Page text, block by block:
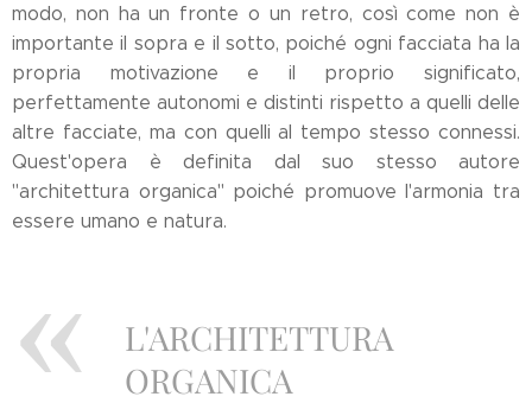
modo, non ha un fronte o un retro, così come non è
importante il sopra e il sotto, poiché ogni facciata ha la
propria motivazione e il proprio significato,
perfettamente autonomi e distinti rispetto a quelli delle
altre facciate, ma con quelli al tempo stesso connessi.
Quest'opera è definita dal suo stesso autore
"architettura organica" poiché promuove l'armonia tra
essere umano e natura.
L'ARCHITETTURA
ORGANICA